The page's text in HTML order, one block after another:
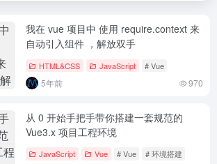
我在 vue 项目中 使用 require.context 来
自动引入组件 ，解放双手
HTML&CSS JavaScript # Vue
5年前 970
从 0 开始手把手带你搭建一套规范的
Vue3.x 项目工程环境
JavaScript Vue # Vue # 环境搭建